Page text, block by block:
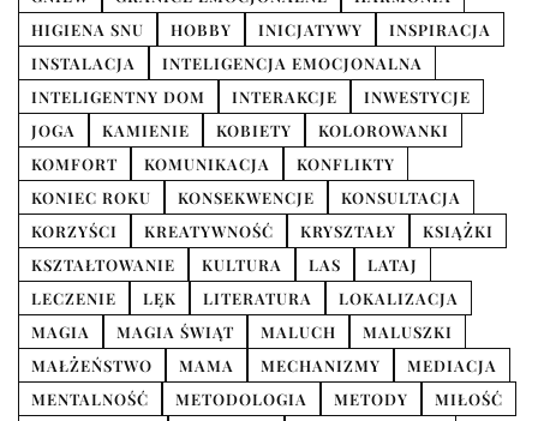
HIGIENA SNU
HOBBY INICJATYWY
INSPIRACJA
INSTALACJA
INTELIGENCJA EMOCJONALNA
INTELIGENTNY DOM
INTERAKCJE
INWESTYCJE
JOGA
KAMIENIE KOBIETY
KOLOROWANKI
KOMFORT
KOMUNIKACJA
KONFLIKTY
KONIEC ROKU
KONSEKWENCJE
KONSULTACJA
KORZYŚCI
KREATYWNOŚĆ KRYSZTAŁY
KSIĄŻKI
KSZTAŁTOWANIE
KULTURA LAS
LATAJ
LECZENIE
LĘK LITERATURA
LOKALIZACJA
MAGIA
MAGIA ŚWIĄT MALUCH
MALUSZKI
MAŁŻEŃSTWO
MAMA MECHANIZMY
MEDIACJA
MENTALNOŚĆ
METODOLOGIA METODY
MIŁOŚĆ